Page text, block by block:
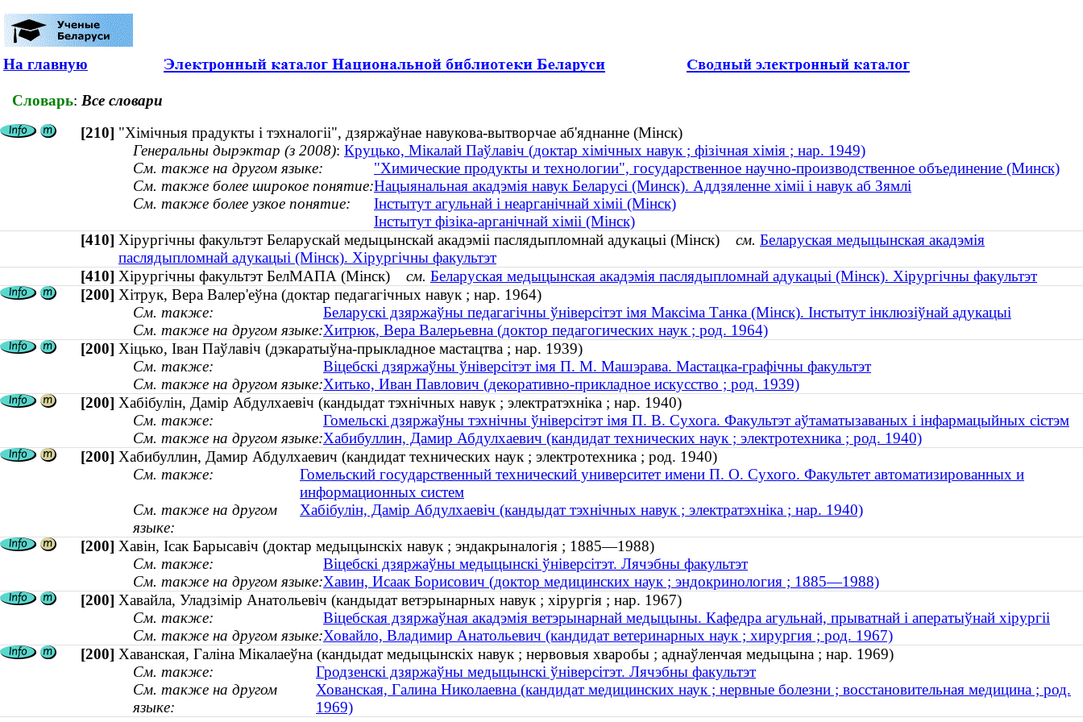
На главную
Словарь: Все словари
[210] "Хімічныя прадукты і тэхналогіі", дзяржаўнае навукова-вытворчае аб'яднанне (Мінск)
Генеральны дырэктар (з 2008): Круцько, Мікалай Паўлавіч (доктар хімічных навук ; фізічная хімія ; нар. 1949)
См. также на другом языке:
"Химические продукты и технологии", государственное научно-производственное объединение (Минск)
См. также более широкое понятие:Нацыянальная акадэмія навук Беларусі (Минск). Аддзяленне хіміі і навук аб Зямлі
См. также более узкое понятие:
Інстытут агульнай і неарганічнай хіміі (Мінск)
Інстытут фізіка-арганічнай хіміі (Мінск)
[410] Хірургічны факультэт Беларускай медыцынскай акадэміі паслядыпломнай адукацыі (Мінск) см. Беларуская медыцынская акадэмія
паслядыпломнай адукацыі (Мінск). Хірургічны факультэт
[410] Хірургічны факультэт БелМАПА (Мінск) см. Беларуская медыцынская акадэмія паслядыпломнай адукацыі (Мінск). Хірургічны факультэт
[200] Хітрук, Вера Валер'еўна (доктар педагагічных навук ; нар. 1964)
См. также:
Беларускі дзяржаўны педагагічны ўніверсітэт імя Максіма Танка (Мінск). Інстытут інклюзіўнай адукацыі
См. также на другом языке:Хитрюк, Вера Валерьевна (доктор педагогических наук ; род. 1964)
[200] Хіцько, Іван Паўлавіч (дэкаратыўна-прыкладное мастацтва ; нар. 1939)
См. также:
Віцебскі дзяржаўны ўніверсітэт імя П. М. Машэрава. Мастацка-графічны факультэт
См. также на другом языке:Хитько, Иван Павлович (декоративно-прикладное искусство ; род. 1939)
[200] Хабібулін, Дамір Абдулхаевіч (кандыдат тэхнічных навук ; электратэхніка ; нар. 1940)
См. также:
Гомельскі дзяржаўны тэхнічны ўніверсітэт імя П. В. Сухога. Факультэт аўтаматызаваных і інфармацыйных сістэм
См. также на другом языке:Хабибуллин, Дамир Абдулхаевич (кандидат технических наук ; электротехника ; род. 1940)
[200] Хабибуллин, Дамир Абдулхаевич (кандидат технических наук ; электротехника ; род. 1940)
См. также:
Гомельский государственный технический университет имени П. О. Сухого. Факультет автоматизированных и
информационных систем
См. также на другом
языке:
Хабібулін, Дамір Абдулхаевіч (кандыдат тэхнічных навук ; электратэхніка ; нар. 1940)
[200] Хавін, Ісак Барысавіч (доктар медыцынскіх навук ; эндакрыналогія ; 1885—1988)
См. также:
Віцебскі дзяржаўны медыцынскі ўніверсітэт. Лячэбны факультэт
См. также на другом языке:Хавин, Исаак Борисович (доктор медицинских наук ; эндокринология ; 1885—1988)
[200] Хавайла, Уладзімір Анатольевіч (кандыдат ветэрынарных навук ; хірургія ; нар. 1967)
См. также:
Віцебская дзяржаўная акадэмія ветэрынарнай медыцыны. Кафедра агульнай, прыватнай і аператыўнай хірургіі
См. также на другом языке:Ховайло, Владимир Анатольевич (кандидат ветеринарных наук ; хирургия ; род. 1967)
[200] Хаванская, Галіна Мікалаеўна (кандыдат медыцынскіх навук ; нервовыя хваробы ; аднаўленчая медыцына ; нар. 1969)
См. также:
Гродзенскі дзяржаўны медыцынскі ўніверсітэт. Лячэбны факультэт
См. также на другом
языке:
Хованская, Галина Николаевна (кандидат медицинских наук ; нервные болезни ; восстановительная медицина ; род.
1969)